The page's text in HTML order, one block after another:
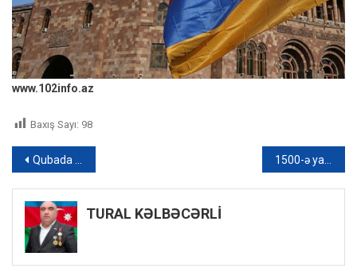
www.102info.az
Baxış Sayı: 98
Yazı
naviqasiyası
Qubada qədim türk kəndi: Sakinləri Anadolu ilə nə bağlayır? – VİDEO
TURAL KƏLBƏCƏRLİ